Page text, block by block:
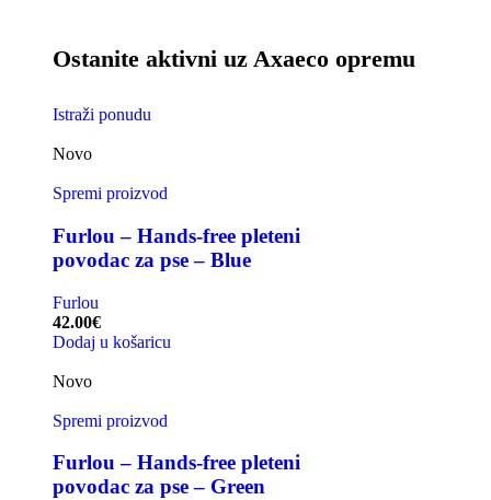
Ostanite aktivni uz Axaeco opremu
Istraži ponudu
Novo
Spremi proizvod
Furlou – Hands-free pleteni
povodac za pse – Blue
Furlou
42.00€
Dodaj u košaricu
Novo
Spremi proizvod
Furlou – Hands-free pleteni
povodac za pse – Green